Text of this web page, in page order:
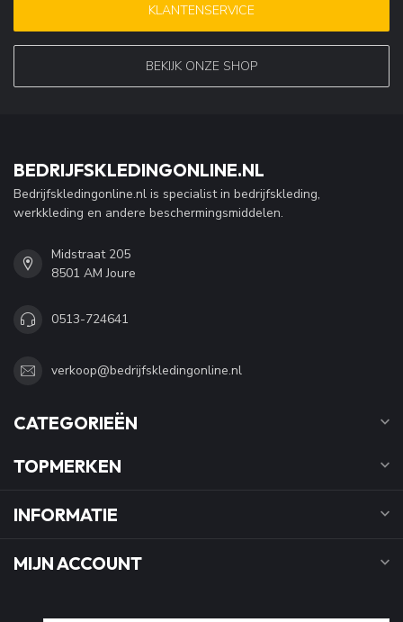
KLANTENSERVICE
BEKIJK ONZE SHOP
BEDRIJFSKLEDINGONLINE.NL
Bedrijfskledingonline.nl is specialist in bedrijfskleding,
werkkleding en andere beschermingsmiddelen.
Midstraat 205
8501 AM Joure
0513-724641
verkoop@bedrijfskledingonline.nl
CATEGORIEËN
TOPMERKEN
INFORMATIE
MIJN ACCOUNT